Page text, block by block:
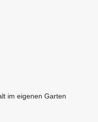
im eigenen Garten